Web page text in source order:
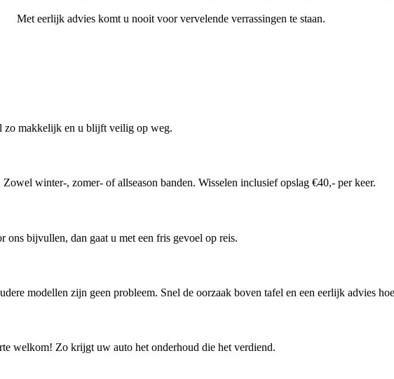
Met eerlijk advies komt u nooit voor vervelende verrassingen te staan.
zo makkelijk en u blijft veilig op weg.
winter-, zomer- of allseason banden. Wisselen inclusief opslag €40,- per keer.
ons bijvullen, dan gaat u met een fris gevoel op reis.
modellen zijn geen probleem. Snel de oorzaak boven tafel en een eerlijk advies
welkom! Zo krijgt uw auto het onderhoud die het verdiend.